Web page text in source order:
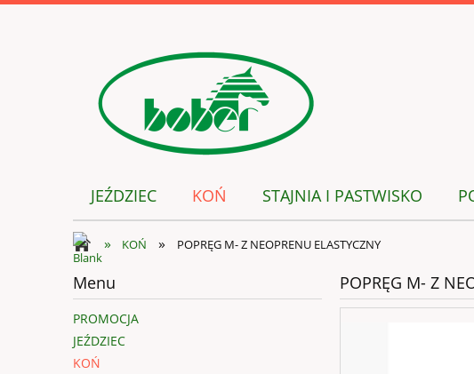
JEŹDZIEC KOŃ STAJNIA I PASTWISKO
» KOŃ » POPRĘG M- Z NEOPRENU ELASTYCZNY
Menu
PROMOCJA
JEŹDZIEC
KOŃ
POPRĘG M- Z